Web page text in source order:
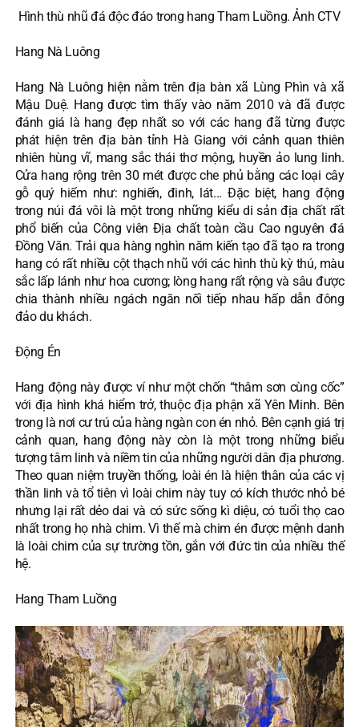
Hình thù nhũ đá độc đáo trong hang Tham Luồng. Ảnh CTV
Hang Nà Luông
Hang Nà Luông hiện nằm trên địa bàn xã Lùng Phìn và xã
Mậu Duệ. Hang được tìm thấy vào năm 2010 và đã được
đánh giá là hang đẹp nhất so với các hang đã từng được
phát hiện trên địa bàn tỉnh Hà Giang với cảnh quan thiên
nhiên hùng vĩ, mang sắc thái thơ mộng, huyền ảo lung linh.
Cửa hang rộng trên 30 mét được che phủ bằng các loại cây
gỗ quý hiếm như: nghiến, đinh, lát... Đặc biệt, hang động
trong núi đá vôi là một trong những kiểu di sản địa chất rất
phổ biến của Công viên Địa chất toàn cầu Cao nguyên đá
Đồng Văn. Trải qua hàng nghìn năm kiến tạo đã tạo ra trong
hang có rất nhiều cột thạch nhũ với các hình thù kỳ thú, màu
sắc lấp lánh như hoa cương; lòng hang rất rộng và sâu được
chia thành nhiều ngách ngăn nối tiếp nhau hấp dẫn đông
đảo du khách.
Động Én
Hang động này được ví như một chốn “thâm sơn cùng cốc”
với địa hình khá hiểm trở, thuộc địa phận xã Yên Minh. Bên
trong là nơi cư trú của hàng ngàn con én nhỏ. Bên cạnh giá trị
cảnh quan, hang động này còn là một trong những biểu
tượng tâm linh và niềm tin của những người dân địa phương.
Theo quan niệm truyền thống, loài én là hiện thân của các vị
thần linh và tổ tiên vì loài chim này tuy có kích thước nhỏ bé
nhưng lại rất dẻo dai và có sức sống kì diệu, có tuổi thọ cao
nhất trong họ nhà chim. Vì thế mà chim én được mệnh danh
là loài chim của sự trường tồn, gắn với đức tin của nhiều thế
hệ.
Hang Tham Luồng